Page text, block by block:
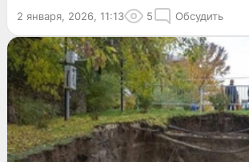
2 января, 2026, 11:13 5 Обсудить